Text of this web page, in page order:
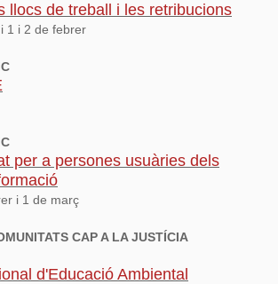
llocs de treball i les retribucions
1 i 2 de febrer
per a persones usuàries dels
i 1 de març
CAP A LA JUSTÍCIA
d'Educació Ambiental